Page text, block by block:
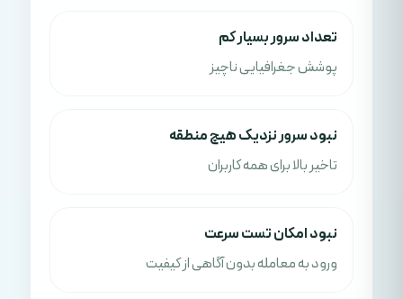
تعداد سرور بسیار کم
پوشش جغرافیایی ناچیز
نبود سرور نزدیک هیچ منطقه
تاخیر بالا برای همه کاربران
نبود امکان تست سرعت
ورود به معامله بدون آگاهی از کیفیت